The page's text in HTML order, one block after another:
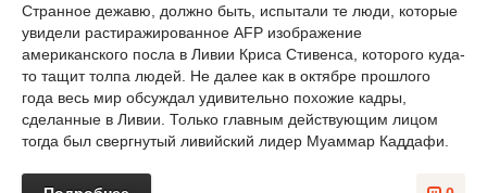
Странное дежавю, должно быть, испытали те люди, которые
увидели растиражированное AFP изображение
американского посла в Ливии Криса Стивенса, которого куда-
то тащит толпа людей. Не далее как в октябре прошлого
года весь мир обсуждал удивительно похожие кадры,
сделанные в Ливии. Только главным действующим лицом
тогда был свергнутый ливийский лидер Муаммар Каддафи.